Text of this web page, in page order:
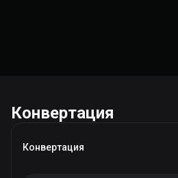
Конвертация
Конвертация